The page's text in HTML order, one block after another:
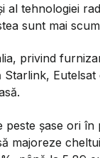
al tehnologiei
sunt mai
privind
șase ori
majoreze